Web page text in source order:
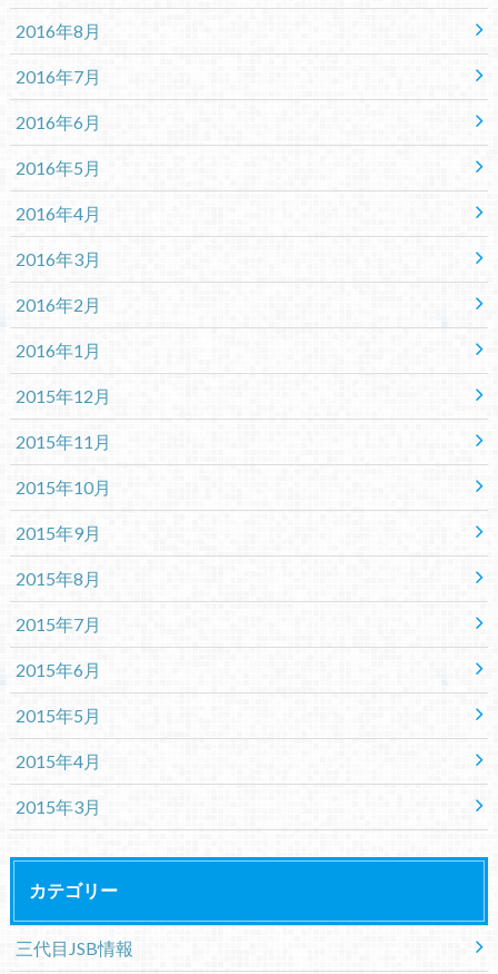
2016年8月
2016年7月
2016年6月
2016年5月
2016年4月
2016年3月
2016年2月
2016年1月
2015年12月
2015年11月
2015年10月
2015年9月
2015年8月
2015年7月
2015年6月
2015年5月
2015年4月
2015年3月
カテゴリー
三代目JSB情報